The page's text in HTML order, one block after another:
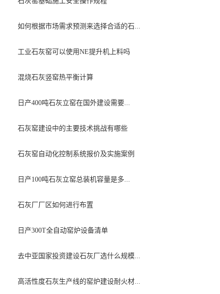
如何根据市场需求预测来选择合适的石...
工业石灰窑可以使用NE提升机上料吗
混烧石灰竖窑热平衡计算
日产400吨石灰立窑在国外建设需要...
石灰窑建设中的主要技术挑战有哪些
石灰窑自动化控制系统报价及实施案例
日产100吨石灰立窑总装机容量是多...
石灰厂厂区如何进行布置
日产300T全自动窑炉设备清单
去中亚国家投资建设石灰厂选什么规模...
高活性度石灰生产线的窑炉建设耐火材...